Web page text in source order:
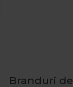
Branduri